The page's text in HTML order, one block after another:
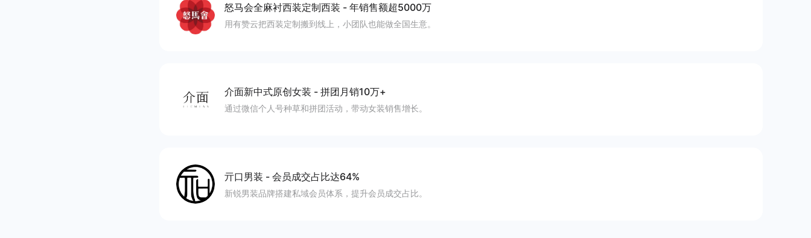
怒马会全麻衬西装定制西装 - 年销售额超5000万
用有赞云把西装定制搬到线上，小团队也能做全国生意。
介面新中式原创女装 - 拼团月销10万+
通过微信个人号种草和拼团活动，带动女装销售增长。
亓口男装 - 会员成交占比达64%
新锐男装品牌搭建私域会员体系，提升会员成交占比。